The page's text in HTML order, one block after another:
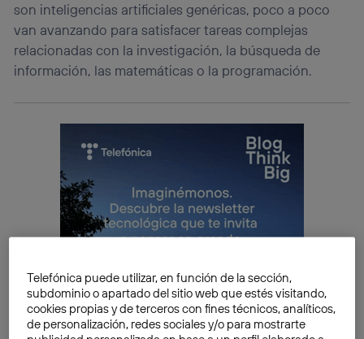
son inteligencias artificiales genéricas, poco a poco
van avanzando para satisfacer tareas complejas
relacionadas con la investigación, la búsqueda de
información, las matemáticas o la programación.
Telefónica puede utilizar, en función de la sección,
subdominio o apartado del sitio web que estés visitando,
cookies propias y de terceros con fines técnicos, analíticos,
de personalización, redes sociales y/o para mostrarte